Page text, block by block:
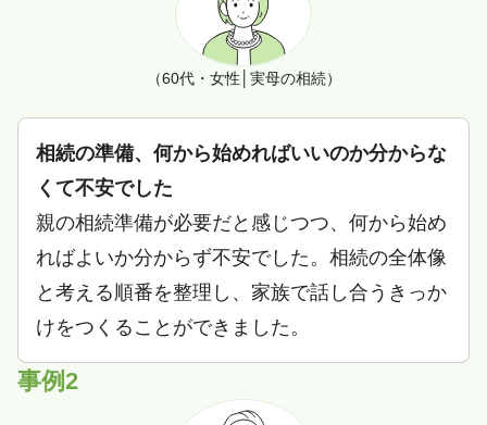
（60代・女性│実母の相続）
相続の準備、何から始めればいいのか分からな
くて不安でした
親の相続準備が必要だと感じつつ、何から始め
ればよいか分からず不安でした。相続の全体像
と考える順番を整理し、家族で話し合うきっか
けをつくることができました。
事例2